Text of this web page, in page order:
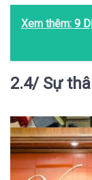
Xem thêm: 9
2.4/ Sự